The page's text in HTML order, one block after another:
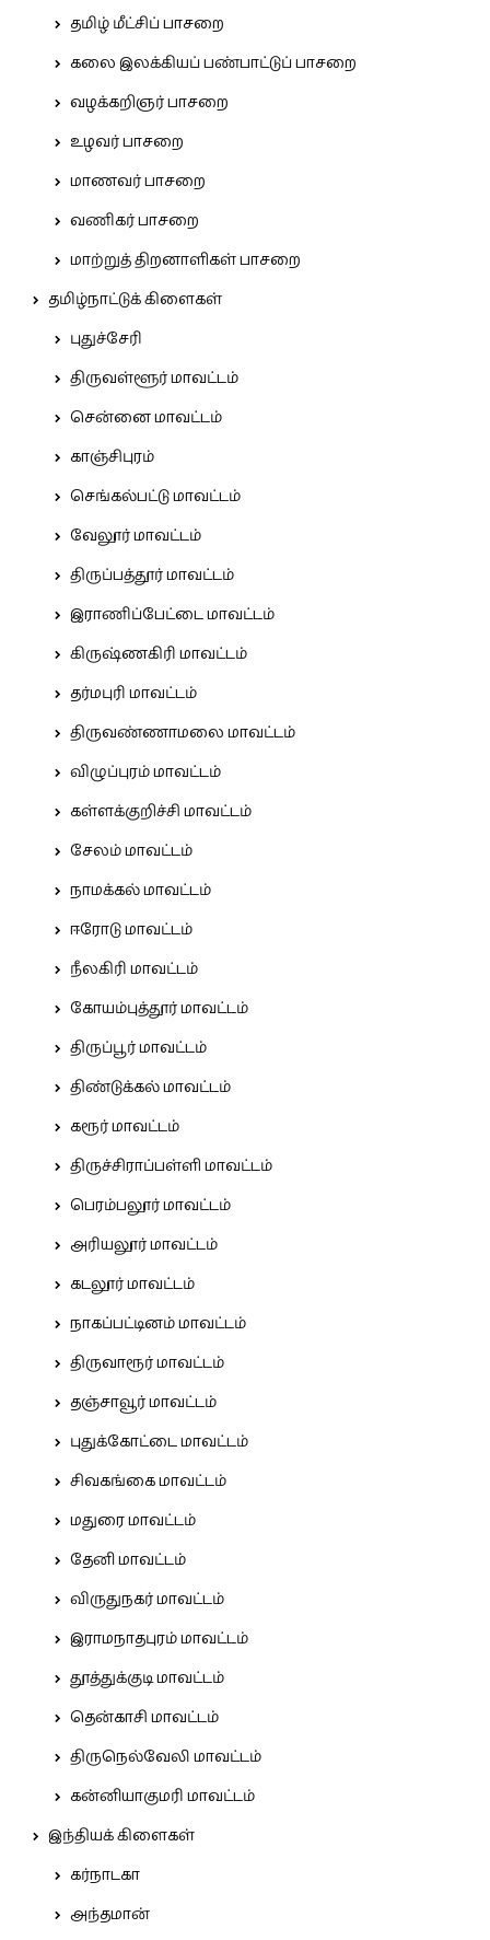
தமிழ் மீட்சிப் பாசறை
கலை இலக்கியப் பண்பாட்டுப் பாசறை
வழக்கறிஞர் பாசறை
உழவர் பாசறை
மாணவர் பாசறை
வணிகர் பாசறை
மாற்றுத் திறனாளிகள் பாசறை
தமிழ்நாட்டுக் கிளைகள்
புதுச்சேரி
திருவள்ளூர் மாவட்டம்
சென்னை மாவட்டம்
காஞ்சிபுரம்
செங்கல்பட்டு மாவட்டம்
வேலூர் மாவட்டம்
திருப்பத்தூர் மாவட்டம்
இராணிப்பேட்டை மாவட்டம்
கிருஷ்ணகிரி மாவட்டம்
தர்மபுரி மாவட்டம்
திருவண்ணாமலை மாவட்டம்
விழுப்புரம் மாவட்டம்
கள்ளக்குறிச்சி மாவட்டம்
சேலம் மாவட்டம்
நாமக்கல் மாவட்டம்
ஈரோடு மாவட்டம்
நீலகிரி மாவட்டம்
கோயம்புத்தூர் மாவட்டம்
திருப்பூர் மாவட்டம்
திண்டுக்கல் மாவட்டம்
கரூர் மாவட்டம்
திருச்சிராப்பள்ளி மாவட்டம்
பெரம்பலூர் மாவட்டம்
அரியலூர் மாவட்டம்
கடலூர் மாவட்டம்
நாகப்பட்டினம் மாவட்டம்
திருவாரூர் மாவட்டம்
தஞ்சாவூர் மாவட்டம்
புதுக்கோட்டை மாவட்டம்
சிவகங்கை மாவட்டம்
மதுரை மாவட்டம்
தேனி மாவட்டம்
விருதுநகர் மாவட்டம்
இராமநாதபுரம் மாவட்டம்
தூத்துக்குடி மாவட்டம்
தென்காசி மாவட்டம்
திருநெல்வேலி மாவட்டம்
கன்னியாகுமரி மாவட்டம்
இந்தியக் கிளைகள்
கர்நாடகா
அந்தமான்